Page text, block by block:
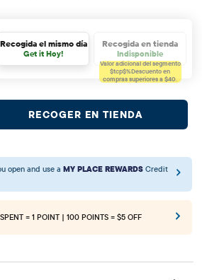
Recogida el mismo día
Get it Hoy!
Recogida en tienda
Indisponible
Valor adicional del segmento
$tcp$%Descuento en
compras superiores a $40.
RECOGER EN TIENDA
open and use a MY PLACE REWARDS Credit
= 1 POINT | 100 POINTS = $5 OFF